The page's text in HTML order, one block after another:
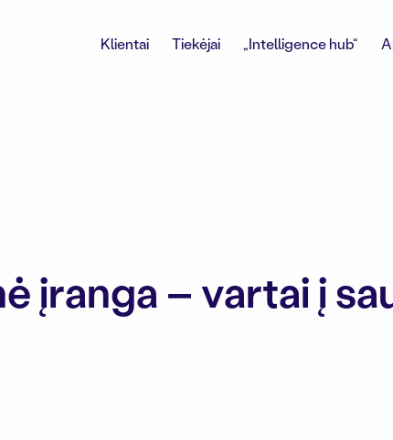
Klientai Tiekėjai „Intelligence hub“
įranga – vartai į